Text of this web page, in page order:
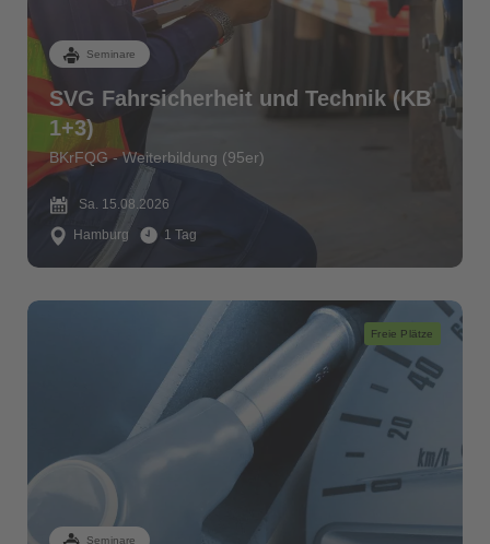
Seminare
SVG Fahrsicherheit und Technik (KB
1+3)
BKrFQG - Weiterbildung (95er)
Sa. 15.08.2026
Hamburg
1 Tag
Freie Plätze
Seminare